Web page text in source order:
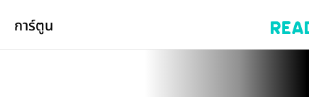
การ์ตูน